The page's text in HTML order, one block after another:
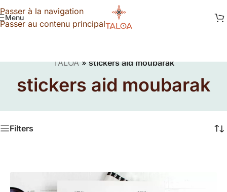
Passer à la navigation
Passer au contenu principal
Menu
TALOA»stickers aid moubarak
stickers aid moubarak
Filters